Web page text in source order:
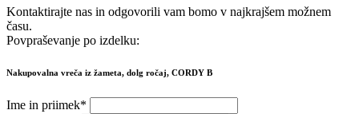
Kontaktirajte nas in odgovorili vam bomo v najkrajšem možnem
času.
Povpraševanje po izdelku:
Nakupovalna vreča iz žameta, dolg ročaj, CORDY B
Ime in priimek*